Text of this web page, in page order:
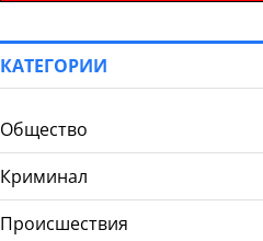
КАТЕГОРИИ
Общество
Криминал
Происшествия